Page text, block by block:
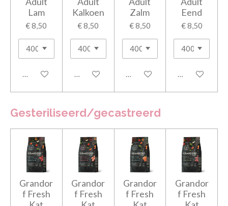
Lam
€ 8,50
In winkelwagen
Kalkoen
€ 8,50
In winkelwagen
Zalm
€ 8,50
In winkelwagen
Eend
€ 8,50
In
Gesteriliseerd/gecastreerd
Grandor
f Fresh
Grandor
f Fresh
Grandor
f Fresh
Grandor
f Fresh